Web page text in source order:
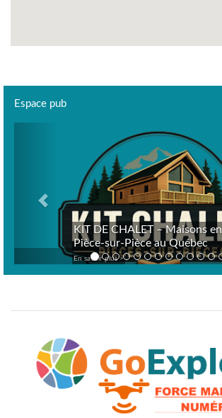
Espace pub
KIT DE CHALET – Maisons en
Pièce-sur-Pièce au Québec
En savoir plus >